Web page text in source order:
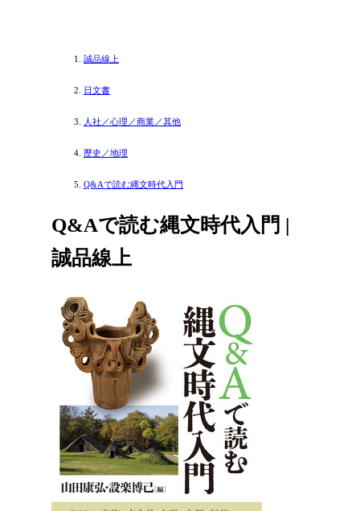
誠品線上
日文書
人社／心理／商業／其他
歷史／地理
Q&Aで読む縄文時代入門
Q&Aで読む縄文時代入門 |
誠品線上